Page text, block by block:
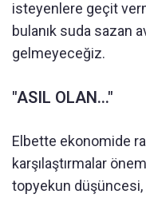
isteyenlere geçit
bulanık suda sazan
gelmeyeceğiz.
"ASIL OLAN..."
Elbette ekonomide
karşılaştırmalar
topyekun düşüncesi,